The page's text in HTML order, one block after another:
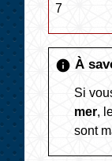
7
info À
Si
mer,
sont